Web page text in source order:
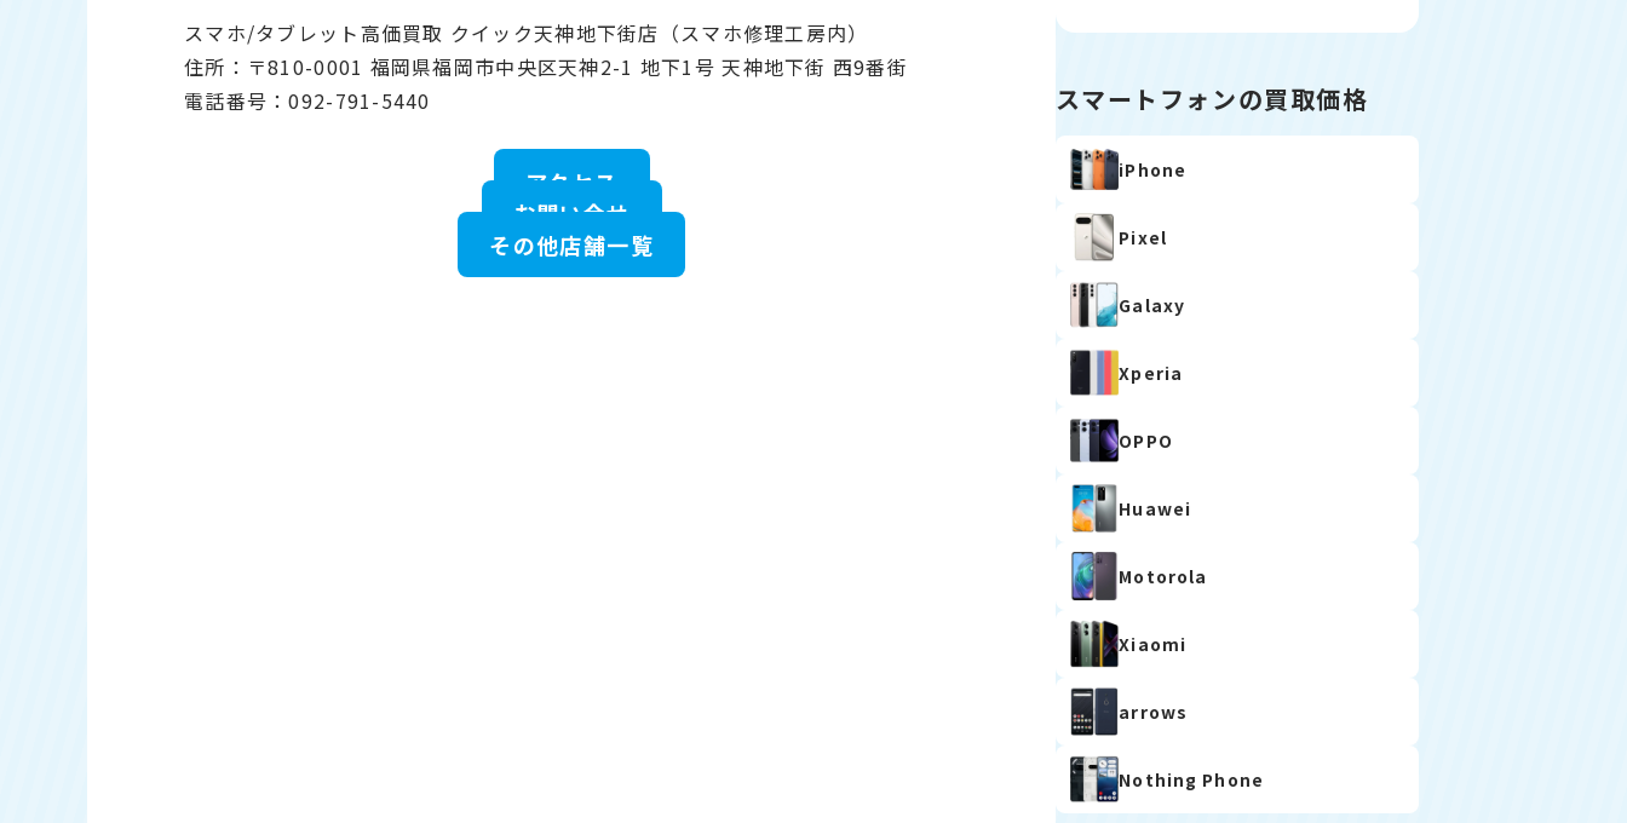
スマホ/タブレット高価買取 クイック天神地下街店（スマホ修理工房内）
住所：〒810-0001 福岡県福岡市中央区天神2-1 地下1号 天神地下街 西9番街
電話番号：092-791-5440
アクセス
お問い合せ
その他店舗一覧
スマートフォンの買取価格
iPhone
Pixel
Galaxy
Xperia
OPPO
Huawei
Motorola
Xiaomi
arrows
Nothing Phone